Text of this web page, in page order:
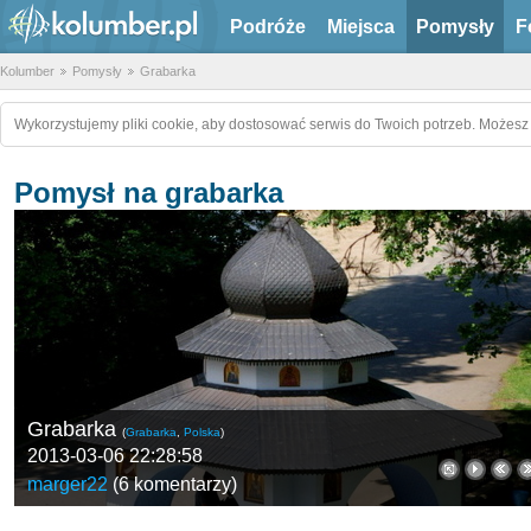
Podróże Miejsca Pomysły
Kolumber Pomysły Grabarka
Wykorzystujemy pliki cookie, aby dostosować serwis do Twoich potrzeb.
Pomysł na grabarka
Grabarka (Grabarka Polska)
2013-03-06 22:28:58
marger22 (6 komentarzy)